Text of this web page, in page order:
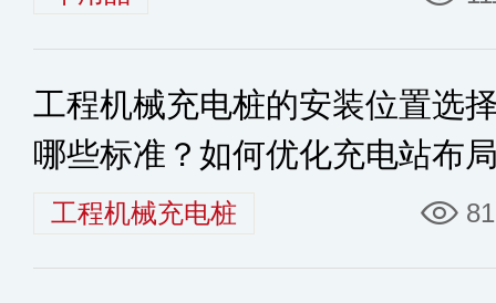
工程机械充电桩的安装位置选
哪些标准？如何优化充电站布
工程机械充电桩 81